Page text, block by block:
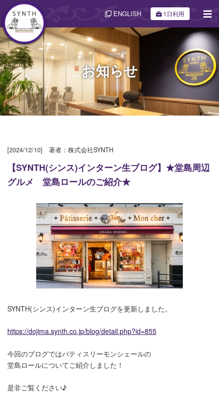
ENGLISH 1日利用
お知らせ
[2024/12/10] 著者：株式会社SYNTH
【SYNTH(シンス)インターン生ブログ】★堂島周辺
グルメ 堂島ロールのご紹介★
SYNTH(シンス)インターン生ブログを更新しました。
https://dojima.synth.co.jp/blog/detail.php?id=855
今回のブログではパティスリーモンシェールの
堂島ロールについてご紹介しました！
是非ご覧ください♪